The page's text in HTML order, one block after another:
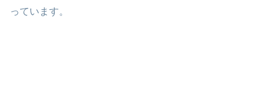
っています。